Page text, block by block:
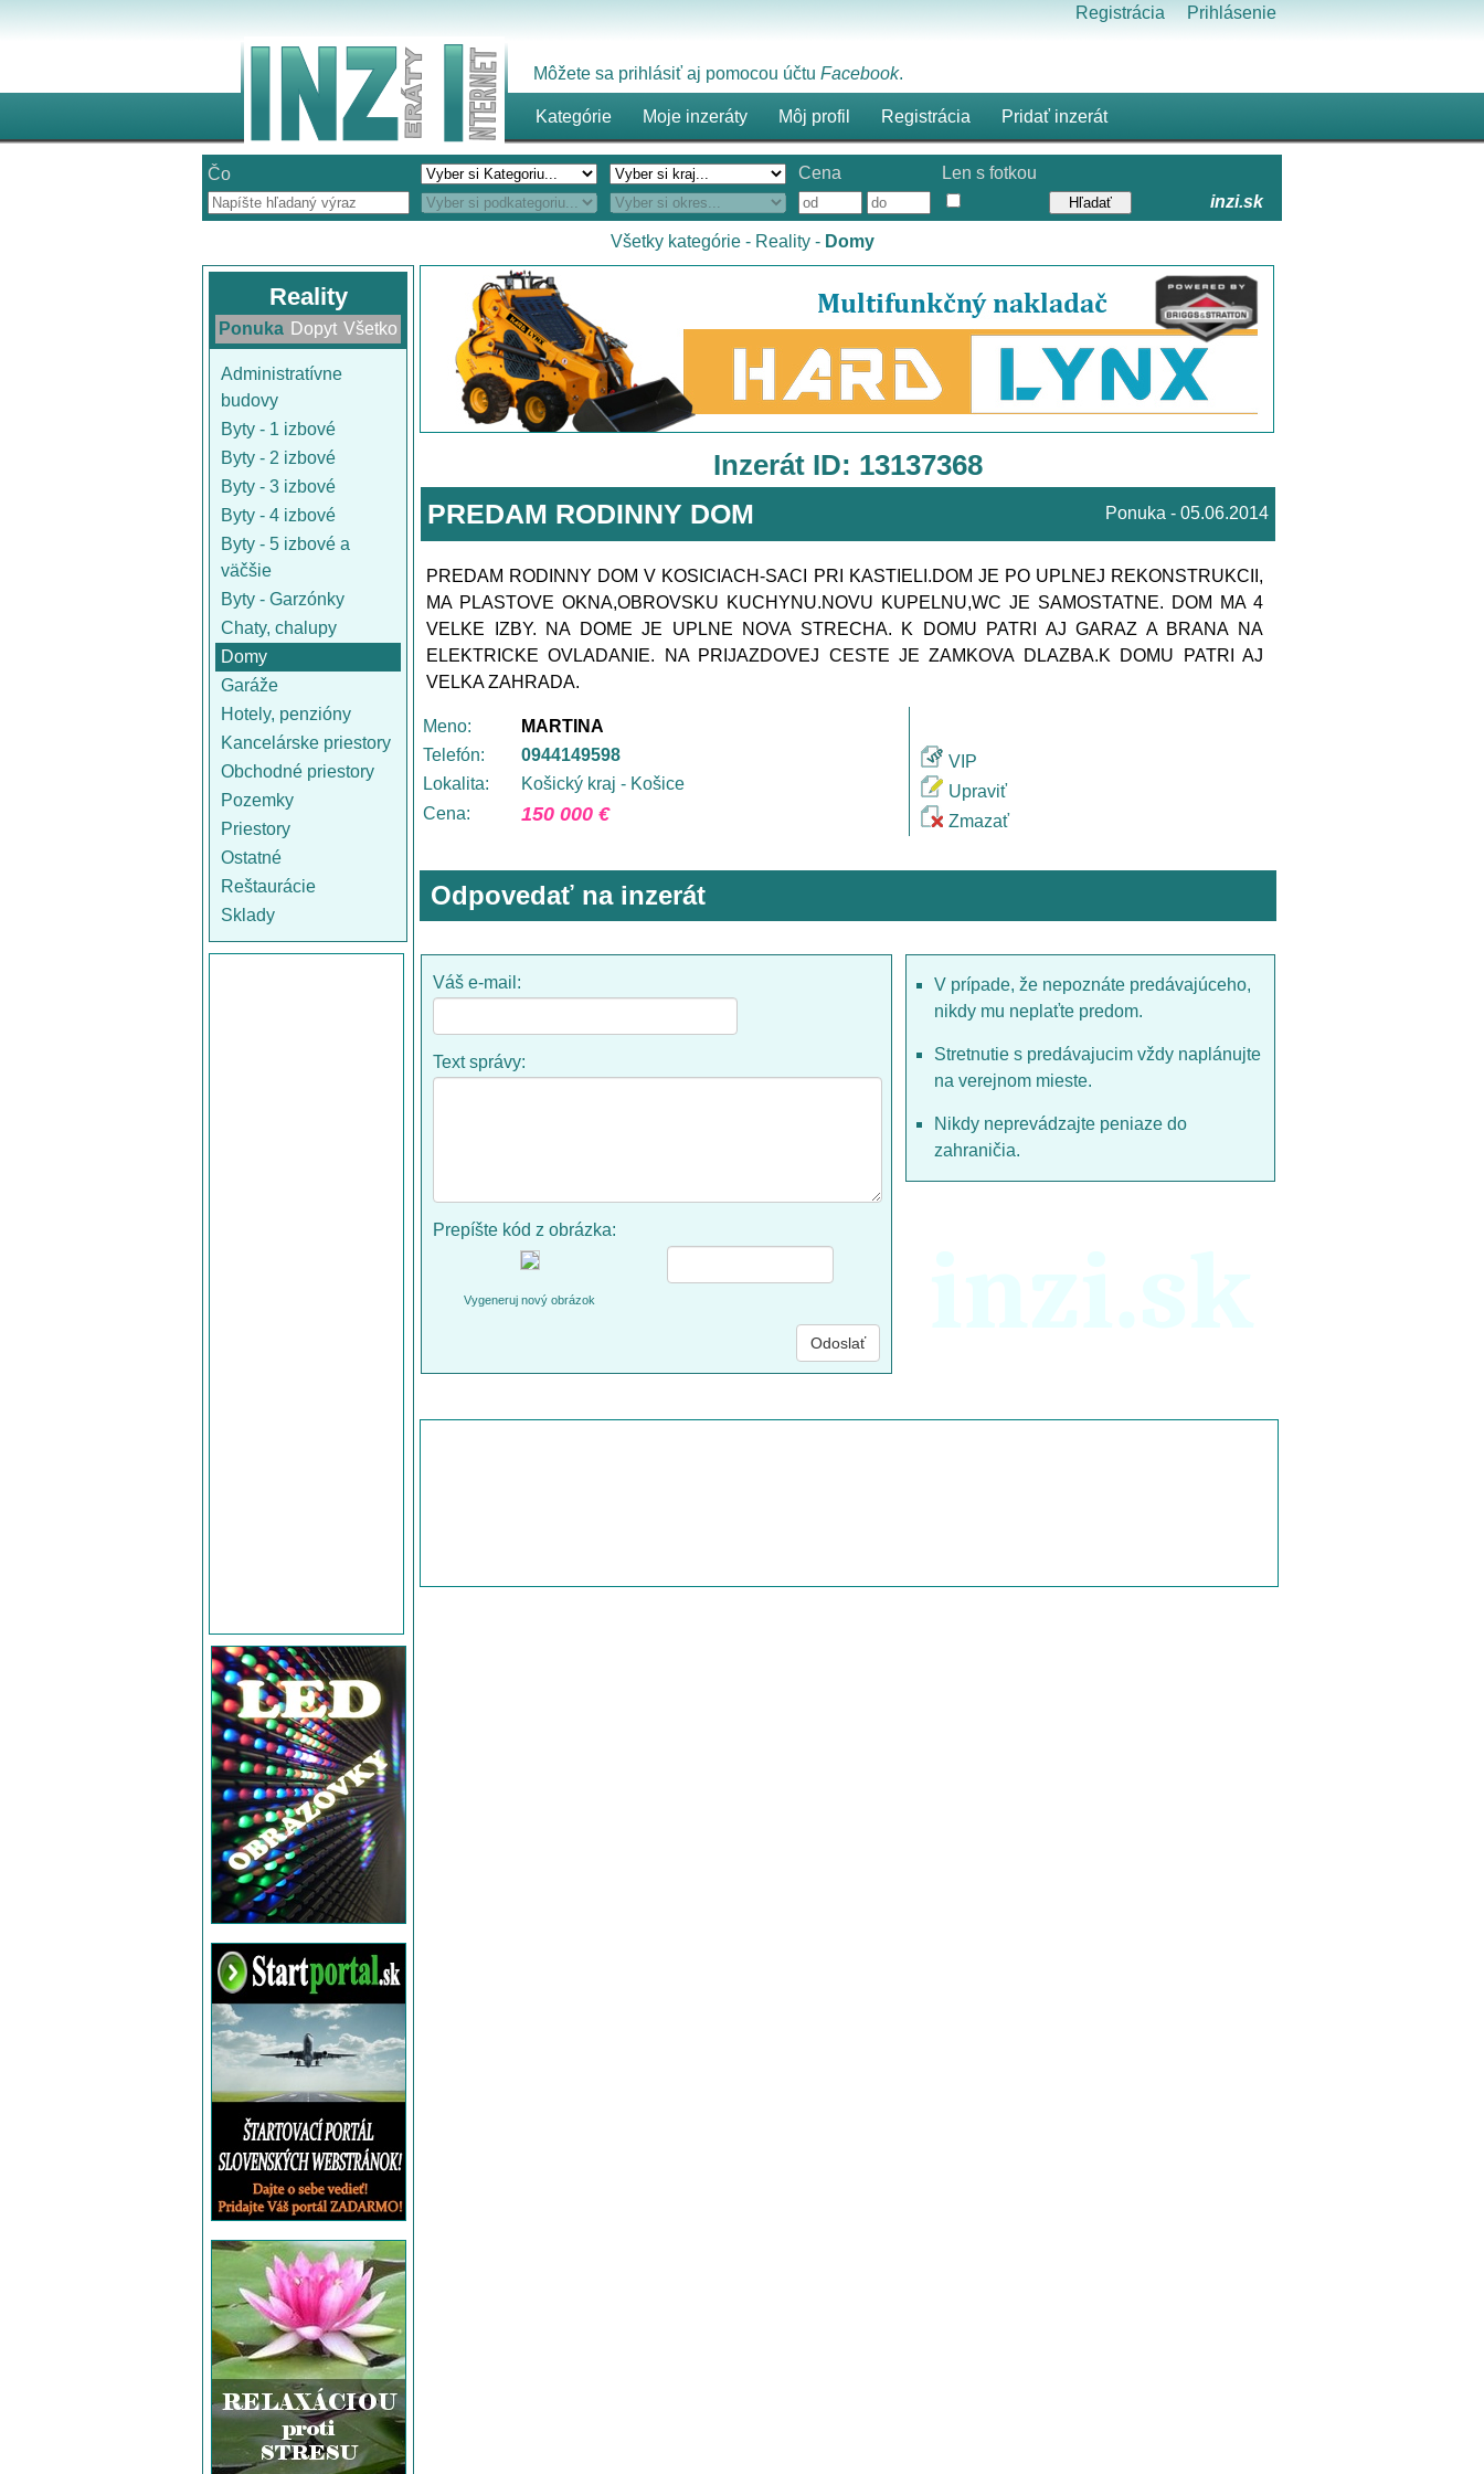
Registrácia Prihlásenie
Môžete sa prihlásiť aj pomocou účtu Facebook.
Kategórie Moje inzeráty Môj profil Registrácia Pridať inzerát
Čo Cena
Len s fotkou
inzi.sk
Všetky kategórie- Reality- Domy
Reality
Ponuka Dopyt Všetko
Administratívne
budovy
Byty - 1 izbové
Byty - 2 izbové
Byty - 3 izbové
Byty - 4 izbové
Byty - 5 izbové a
väčšie
Byty - Garzónky
Chaty, chalupy
Domy
Garáže
Hotely, penzióny
Kancelárske priestory
Obchodné priestory
Pozemky
Priestory
Ostatné
Reštaurácie
Sklady
Inzerát ID: 13137368
PREDAM RODINNY DOM
Ponuka - 05.06.2014
PREDAM RODINNY DOM V KOSICIACH-SACI PRI KASTIELI.DOM JE PO UPLNEJ REKONSTRUKCII,
MA PLASTOVE OKNA,OBROVSKU KUCHYNU.NOVU KUPELNU,WC JE SAMOSTATNE. DOM MA 4
VELKE IZBY. NA DOME JE UPLNE NOVA STRECHA. K DOMU PATRI AJ GARAZ A BRANA NA
ELEKTRICKE OVLADANIE. NA PRIJAZDOVEJ CESTE JE ZAMKOVA DLAZBA.K DOMU PATRI AJ
VELKA ZAHRADA.
Meno:
MARTINA
Telefón:
0944149598
Lokalita:
Košický kraj - Košice
Cena:
150 000 €
VIP
Upraviť
Zmazať
Odpovedať na inzerát
Váš e-mail:
Text správy:
Prepíšte kód z obrázka:
Vygeneruj nový obrázok
V prípade, že nepoznáte predávajúceho,
nikdy mu neplaťte predom.
Stretnutie s predávajucim vždy naplánujte
na verejnom mieste.
Nikdy neprevádzajte peniaze do
zahraničia.